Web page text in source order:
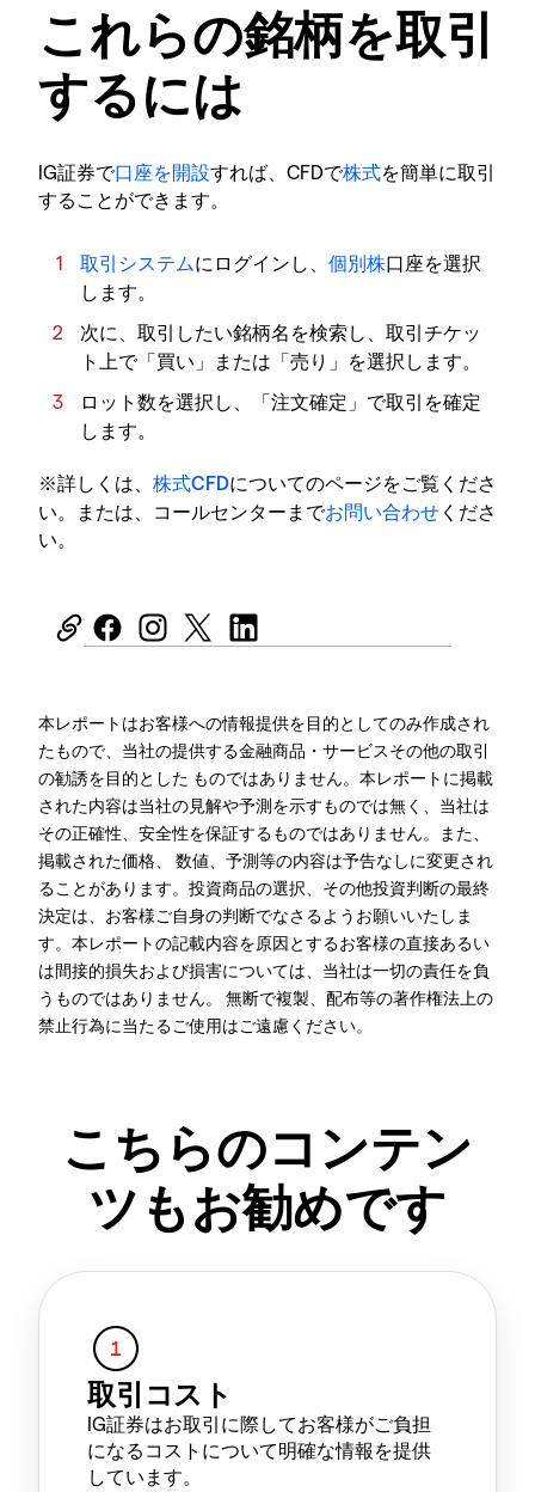
これらの銘柄を取引
するには
IG証券で口座を開設すれば、CFDで株式を簡単に取引
することができます。
取引システムにログインし、 個別株口座を選択
します。
次に、取引したい銘柄名を検索し、取引チケッ
ト上で「買い」または「売り」を選択します。
ロット数を選択し、「注文確定」で取引を確定
します。
※詳しくは、 株式CFDについてのページをご覧くださ
い。または、コールセンターまでお問い合わせ くださ
い。
本レポートはお客様への情報提供を目的としてのみ作成され
たもので、当社の提供する金融商品・サービスその他の取引
の勧誘を目的とした ものではありません。本レポートに掲載
された内容は当社の見解や予測を示すものでは無く、当社は
その正確性、安全性を保証するものではありません。また、
掲載された価格、 数値、予測等の内容は予告なしに変更され
ることがあります。投資商品の選択、その他投資判断の最終
決定は、お客様ご自身の判断でなさるようお願いいたしま
す。本レポートの記載内容を原因とするお客様の直接あるい
は間接的損失および損害については、当社は一切の責任を負
うものではありません。 無断で複製、配布等の著作権法上の
禁止行為に当たるご使用はご遠慮ください。
こちらのコンテン
ツもお勧めです
取引コスト
IG証券はお取引に際してお客様がご負担
になるコストについて明確な情報を提供
しています。